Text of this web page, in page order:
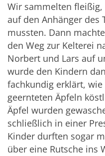
Wir sammelten
auf den Anhänger des
mussten. Dann
den Weg zur Kelterei
Norbert und Lars auf
wurde den Kindern
fachkundig erklärt,
geernteten Äpfeln
Äpfel wurden
schließlich in einer
Kinder durften sogar
über eine Rutsche ins